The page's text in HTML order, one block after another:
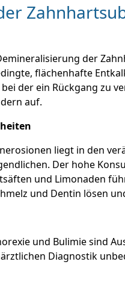
der
flächenhafte
der ein Rückgang zu
auf.
liegt in den
Der hohe
und Limonaden
und Dentin lösen
und Bulimie sind
Diagnostik